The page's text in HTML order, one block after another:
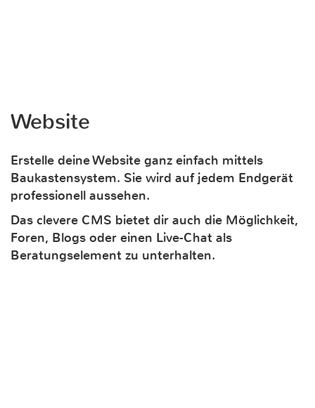
Website
Erstelle deine Website ganz einfach mittels
Baukastensystem. Sie wird auf jedem Endgerät
professionell aussehen.
Das clevere CMS bietet dir auch die Möglichkeit,
Foren, Blogs oder einen Live-Chat als
Beratungselement zu unterhalten.